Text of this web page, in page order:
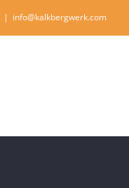
| info@kalkbergwerk.com